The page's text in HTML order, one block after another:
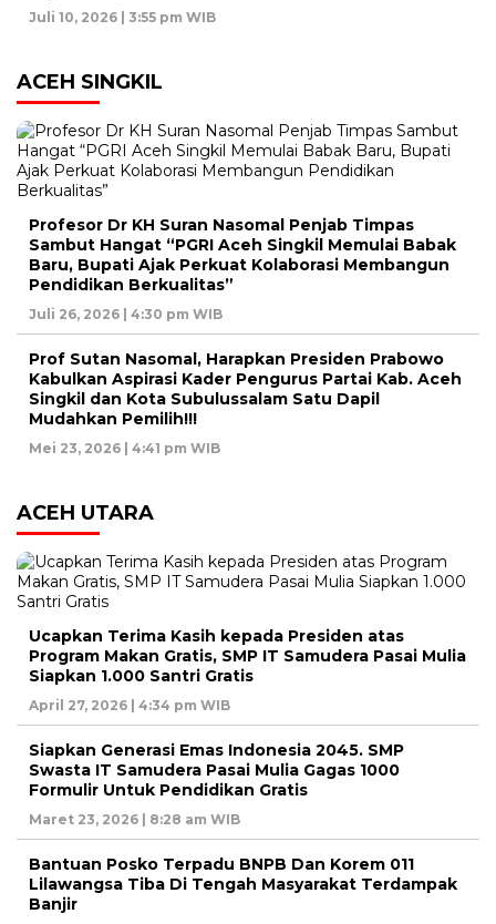
Juli 10, 2026 | 3:55 pm WIB
ACEH SINGKIL
Profesor Dr KH Suran Nasomal Penjab Timpas
Sambut Hangat “PGRI Aceh Singkil Memulai Babak
Baru, Bupati Ajak Perkuat Kolaborasi Membangun
Pendidikan Berkualitas”
Juli 26, 2026 | 4:30 pm WIB
Prof Sutan Nasomal, Harapkan Presiden Prabowo
Kabulkan Aspirasi Kader Pengurus Partai Kab. Aceh
Singkil dan Kota Subulussalam Satu Dapil
Mudahkan Pemilih!!!
Mei 23, 2026 | 4:41 pm WIB
ACEH UTARA
Ucapkan Terima Kasih kepada Presiden atas
Program Makan Gratis, SMP IT Samudera Pasai Mulia
Siapkan 1.000 Santri Gratis
April 27, 2026 | 4:34 pm WIB
Siapkan Generasi Emas Indonesia 2045. SMP
Swasta IT Samudera Pasai Mulia Gagas 1000
Formulir Untuk Pendidikan Gratis
Maret 23, 2026 | 8:28 am WIB
Bantuan Posko Terpadu BNPB Dan Korem 011
Lilawangsa Tiba Di Tengah Masyarakat Terdampak
Banjir